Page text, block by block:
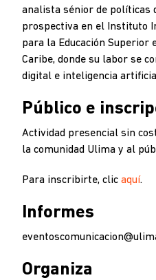
analista sénior de políticas
prospectiva en el Instituto
para la Educación Superior
Caribe, donde su labor se
digital e inteligencia
Público e
Actividad presencial sin
la comunidad Ulima y al
Para inscribirte, clic aquí.
Informes
Organiza